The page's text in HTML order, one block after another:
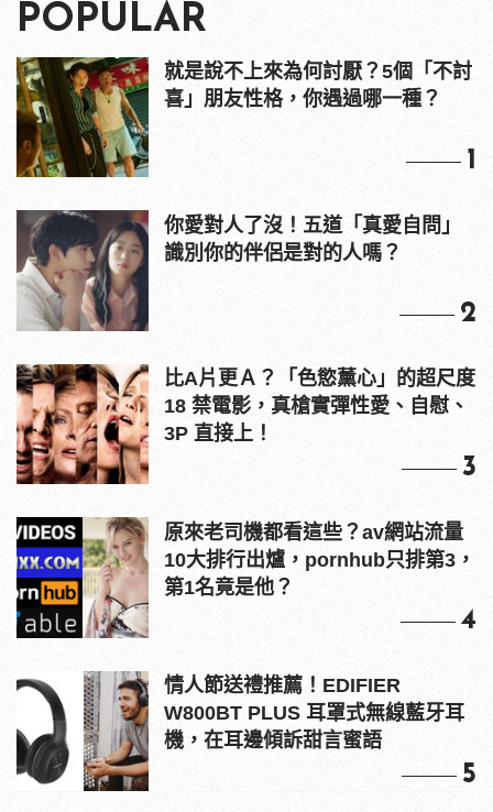
POPULAR
就是說不上來為何討厭？5個「不討
喜」朋友性格，你遇過哪一種？
1
你愛對人了沒！五道「真愛自問」
識別你的伴侶是對的人嗎？
2
比A片更Ａ？「色慾薰心」的超尺度
18 禁電影，真槍實彈性愛、自慰、
3P 直接上！
3
原來老司機都看這些？av網站流量
10大排行出爐，pornhub只排第3，
第1名竟是他？
4
情人節送禮推薦！EDIFIER
W800BT PLUS 耳罩式無線藍牙耳
機，在耳邊傾訴甜言蜜語
5